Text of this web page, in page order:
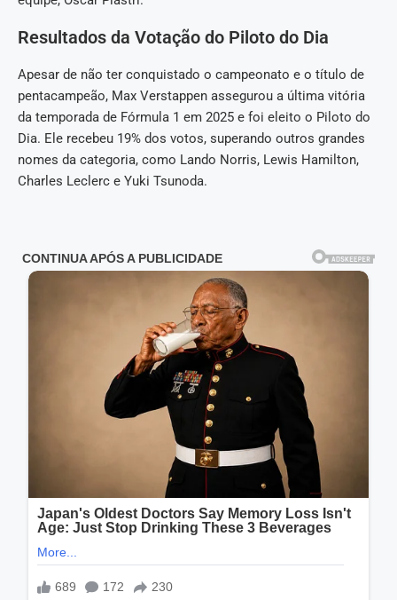
Resultados da Votação do Piloto do Dia
Apesar de não ter conquistado o campeonato e o título de
pentacampeão, Max Verstappen assegurou a última vitória
da temporada de Fórmula 1 em 2025 e foi eleito o Piloto do
Dia. Ele recebeu 19% dos votos, superando outros grandes
nomes da categoria, como Lando Norris, Lewis Hamilton,
Charles Leclerc e Yuki Tsunoda.